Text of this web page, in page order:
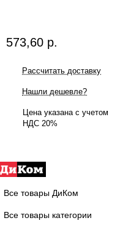
573,60 р.
Рассчитать доставку
Нашли дешевле?
Цена указана с учетом
НДС 20%
Все товары ДиКом
Все товары категории